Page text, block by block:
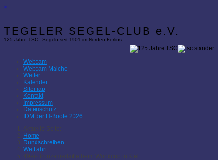
×
TEGELER SEGEL-CLUB e.V.
125 Jahre TSC - Segeln seit 1901 im Norden Berlins
Webcam
Webcam Malche
Wetter
Kalender
Sitemap
Kontakt
Impressum
Datenschutz
IDM der H-Boote 2026
Aktuelle Seite:
Home
Rundschreiben
Wettfahrt
49er-Bronzemedaille beim Worldcup in Kiel